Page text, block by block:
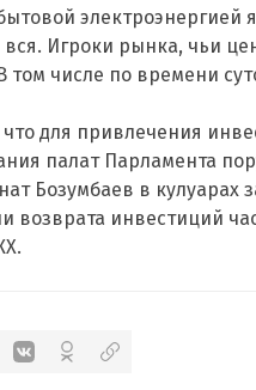
Игроки рынка, чьи
числе по времени
для привлечения
палат Парламента
Бозумбаев в кулуарах
возврата инвестиций